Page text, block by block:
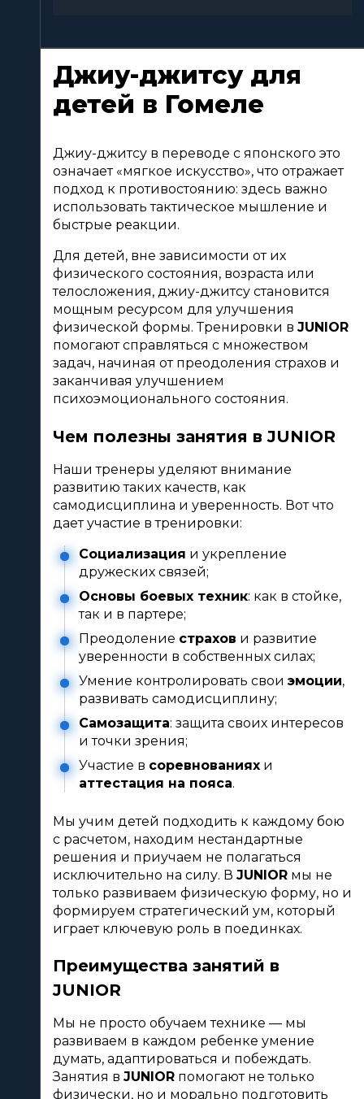
Джиу-джитсу для
детей в Гомеле
Джиу-джитсу в переводе с японского это
означает «мягкое искусство», что отражает
подход к противостоянию: здесь важно
использовать тактическое мышление и
быстрые реакции.
Для детей, вне зависимости от их
физического состояния, возраста или
телосложения, джиу-джитсу становится
мощным ресурсом для улучшения
физической формы. Тренировки в JUNIOR
помогают справляться с множеством
задач, начиная от преодоления страхов и
заканчивая улучшением
психоэмоционального состояния.
Чем полезны занятия в JUNIOR
Наши тренеры уделяют внимание
развитию таких качеств, как
самодисциплина и уверенность. Вот что
дает участие в тренировки:
Социализация и укрепление
дружеских связей;
Основы боевых техник: как в стойке,
так и в партере;
Преодоление страхов и развитие
уверенности в собственных силах;
Умение контролировать свои эмоции,
развивать самодисциплину;
Самозащита: защита своих интересов
и точки зрения;
Участие в соревнованиях
аттестация на пояса.
Мы учим детей подходить к каждому бою
с расчетом, находим нестандартные
решения и приучаем не полагаться
исключительно на силу. В JUNIOR мы не
только развиваем физическую форму, но и
формируем стратегический ум, который
играет ключевую роль в поединках.
Преимущества занятий в
JUNIOR
Мы не просто обучаем технике — мы
развиваем в каждом ребенке умение
думать, адаптироваться и побеждать.
Занятия в JUNIOR помогают не только
физически, но и морально подготовить